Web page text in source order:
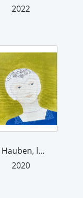
2022
2 Hauben, links
2020